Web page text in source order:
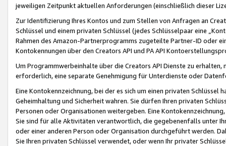
jeweiligen Zeitpunkt aktuellen Anforderungen (einschließlich dieser
Zur Identifizierung Ihres Kontos und zum Stellen von Anfragen an
Schlüssel und einem privaten Schlüssel (jedes Schlüsselpaar eine
Rahmen des Amazon-Partnerprogramms zugeteilte Partner-ID oder
Kontokennungen über den Creators API und PA API
Um Programmwerbeinhalte über die Creators API Dienste zu
erforderlich, eine separate Genehmigung für Unterdienste oder
Eine Kontokennzeichnung, bei der es sich um einen privaten
Geheimhaltung und Sicherheit wahren. Sie dürfen Ihren privaten
Personen oder Organisationen weitergeben. Eine
Sie sind für alle Aktivitäten verantwortlich, die gegebenenfalls unter
oder einer anderen Person oder Organisation durchgeführt werden.
Sie Ihren privaten Schlüssel verwendet, oder wenn Ihr privater